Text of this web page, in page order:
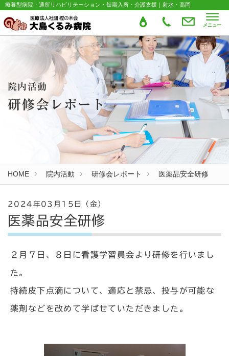
療養型病院・通所リハビリテーション・短期入所・介護支援｜射水・高岡
メニュー
院内活動
研修会レポート
HOME 院内活動 研修会レポート 医薬品安全研修
2024年03月15日（金）
医薬品安全研修
２月７日、８日に看護学習員会より研修を行いまし
た。
持続皮下点滴について、適応と禁忌、投与が可能な
薬剤などを改めて学ばせていただきました。